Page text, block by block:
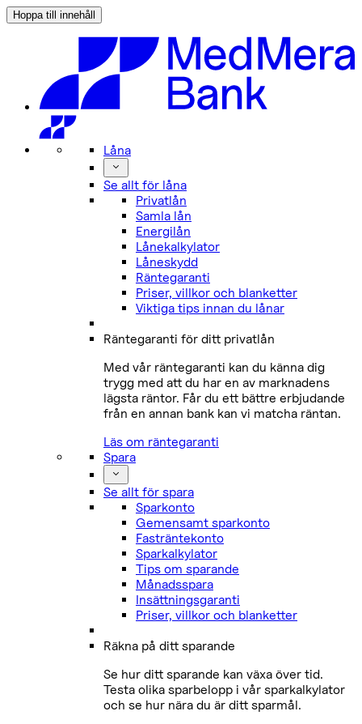
Hoppa till innehåll
Låna
Se allt för låna
Privatlån
Samla lån
Energilån
Lånekalkylator
Låneskydd
Räntegaranti
Priser, villkor och blanketter
Viktiga tips innan du lånar
Räntegaranti för ditt privatlån
Med vår räntegaranti kan du känna dig
trygg med att du har en av marknadens
lägsta räntor. Får du ett bättre erbjudande
från en annan bank kan vi matcha räntan.
Läs om räntegaranti
Spara
Se allt för spara
Sparkonto
Gemensamt sparkonto
Fasträntekonto
Sparkalkylator
Tips om sparande
Månadsspara
Insättningsgaranti
Priser, villkor och blanketter
Räkna på ditt sparande
Se hur ditt sparande kan växa över tid.
Testa olika sparbelopp i vår sparkalkylator
och se hur nära du är ditt sparmål.